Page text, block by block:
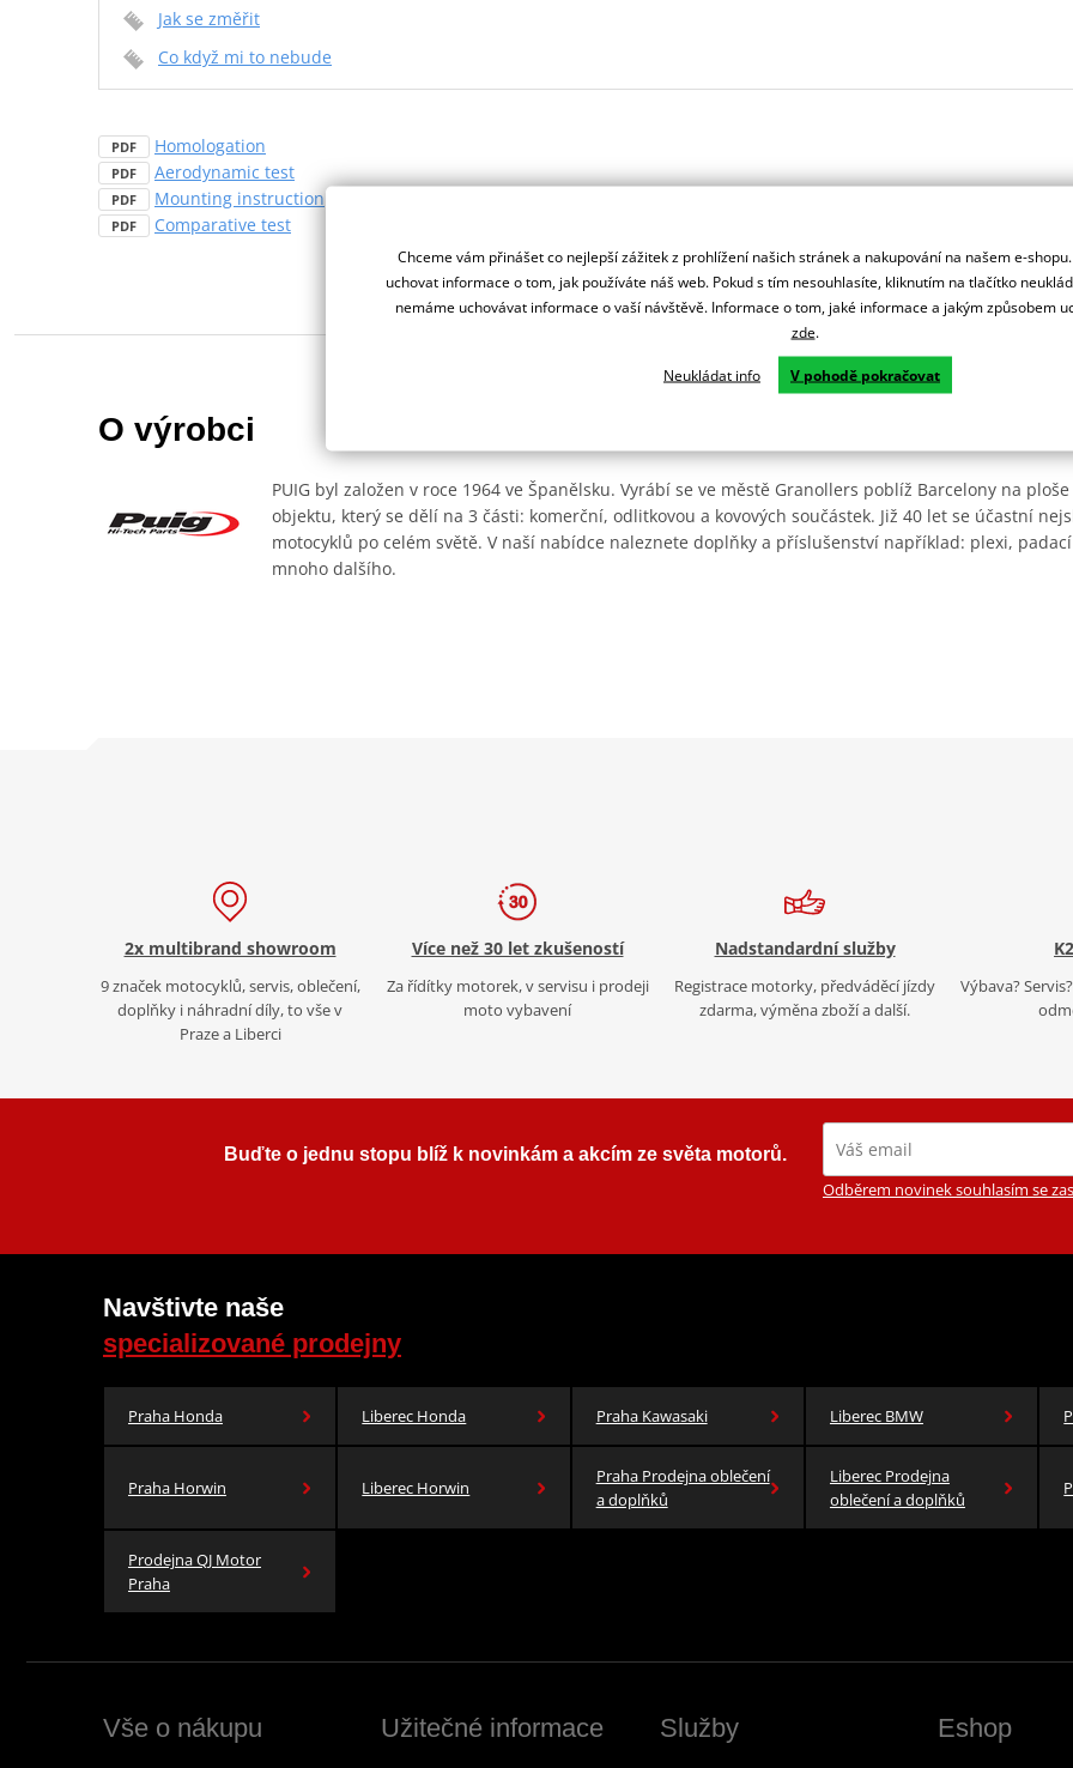
Jak se změřit
Co když mi to nebude
PDF Homologation
PDF Aerodynamic test
PDF Mounting instruction
PDF Comparative test
O výrobci
PUIG byl založen v roce 1964 ve Španělsku. Vyrábí se ve městě Granollers poblíž Barcelony na ploše
objektu, který se dělí na 3 části: komerční, odlitkovou a kovových součástek. Již 40 let se účastní
motocyklů po celém světě. V naší nabídce naleznete doplňky a příslušenství například: plexi,
mnoho dalšího.
2x multibrand showroom
9 značek motocyklů, servis, oblečení,
doplňky i náhradní díly, to vše v
Praze a Liberci
Více než 30 let zkušeností
Za řídítky motorek, v servisu i prodeji
moto vybavení
Nadstandardní služby
Registrace motorky, předváděcí jízdy
zdarma, výměna zboží a další.
Výbava?
Buďte o jednu stopu blíž k novinkám a akcím ze světa motorů.
Odběrem novinek souhlasím se
Navštivte naše
specializované prodejny
Praha Honda Liberec Honda Praha Kawasaki Liberec BMW
Praha Horwin Liberec Horwin
Praha Prodejna oblečení
a doplňků
Liberec Prodejna
oblečení a doplňků
Prodejna QJ Motor
Praha
Vše o nákupu Užitečné informace Služby Eshop
Chceme vám přinášet co nejlepší zážitek z prohlížení našich stránek a nakupování na našem e-
uchovat informace o tom, jak používáte náš web. Pokud s tím nesouhlasíte, kliknutím na tlačítko
nemáme uchovávat informace o vaší návštěvě. Informace o tom, jaké informace a jakým způsobem
zde.
Neukládat info V pohodě pokračovat